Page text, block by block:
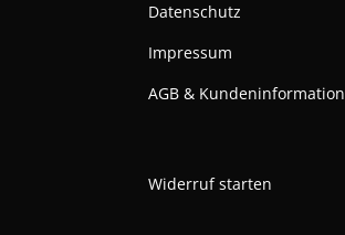
Datenschutz
Impressum
AGB & Kundeninformation
Widerruf starten